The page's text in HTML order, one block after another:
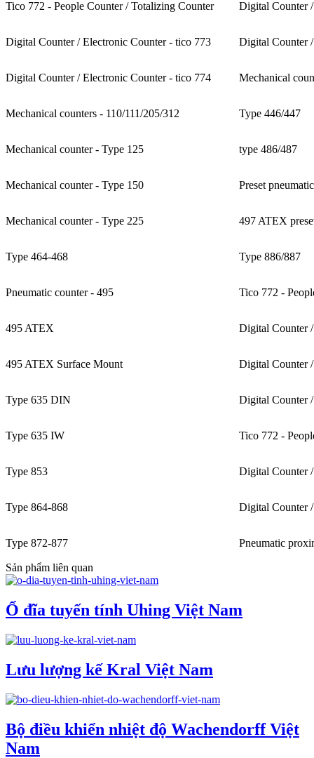
Tico 772 - People Counter / Totalizing Counter Digital Counter
Digital Counter / Electronic Counter - tico 773 Digital Counter
Digital Counter / Electronic Counter - tico 774 Mechanical
Mechanical counters - 110/111/205/312 Type 446/447
Mechanical counter - Type 125 type 486/487
Mechanical counter - Type 150 Preset
Mechanical counter - Type 225 497 ATEX
Type 464-468 Type 886/887
Pneumatic counter - 495 Tico 772 -
495 ATEX Digital Counter
495 ATEX Surface Mount Digital Counter
Type 635 DIN Digital Counter
Type 635 IW Tico 772 -
Type 853 Digital Counter
Type 864-868 Digital Counter
Type 872-877 Pneumatic
Sản phẩm liên quan
Ổ đĩa tuyến tính Uhing Việt Nam
Lưu lượng kế Kral Việt Nam
Bộ điều khiển nhiệt độ Wachendorff Việt
Nam